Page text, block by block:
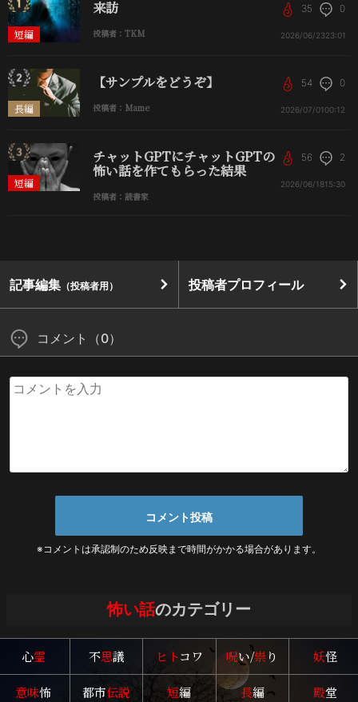
短編
来訪
投稿者：TKM
35 0
2026/06/2323:01
長編
【サンプルをどうぞ】
投稿者：Mame
54 0
2026/07/01 00:12
短編
チャットGPTにチャットGPTの
怖い話を作てもらった結果
投稿者：読書家
56 2
2026/06/1815:30
記事編集 （投稿者用） 投稿者プロフィール
コメント（0）
※コメントは承認制のため反映まで時間がかかる場合があります。
怖い話のカテゴリー
心霊 不思議 ヒトコワ 呪い/祟り 妖怪
意味怖 都市伝説 短編 長編 殿堂